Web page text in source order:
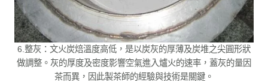
6.整灰：文火炭焙溫度高低，是以炭灰的厚薄及炭堆之尖圓形狀
做調整。灰的厚度及密度影響空氣進入爐火的速率，蓋灰的量因
茶而異，因此製茶師的經驗與技術是關鍵。